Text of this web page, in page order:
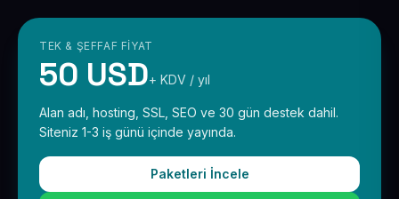
TEK & ŞEFFAF FIYAT
50 USD+ KDV / yıl
Alan adı, hosting, SSL, SEO ve 30 gün destek dahil.
Siteniz 1-3 iş günü içinde yayında.
Paketleri İncele